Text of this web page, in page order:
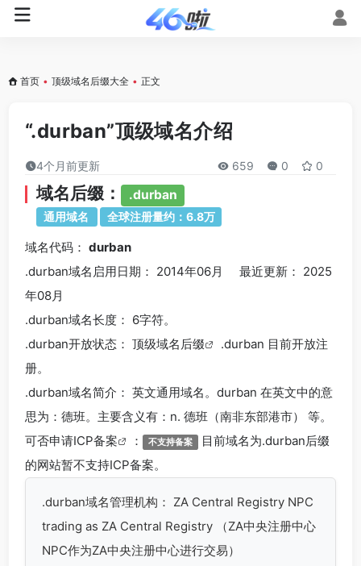
首页 • 顶级域名后缀大全 • 正文
“.durban”顶级域名介绍
4个月前更新 659 0 0
域名后缀： .durban
通用域名 全球注册量约：6.8万
域名代码： durban
.durban域名 启用日期： 2014年06月 最近更新： 2025
年08月
.durban域名长度： 6字符。
.durban开放状态： 顶级域名后缀
.durban 目前开放注
册。
.durban域名简介： 英文通用域名。durban 在英文中的意
思为：德班。主要含义有：n. 德班（南非东部港市） 等。
可否申请ICP备案 ： 不支持备案 目前域名为.durban后缀
的网站暂不支持ICP备案。
.durban域名管理机构： ZA Central Registry NPC
trading as ZA Central Registry （ZA中央注册中心
NPC作为ZA中央注册中心进行交易）